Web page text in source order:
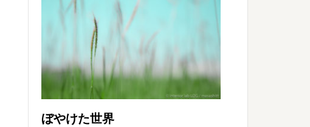
ぼやけた世界